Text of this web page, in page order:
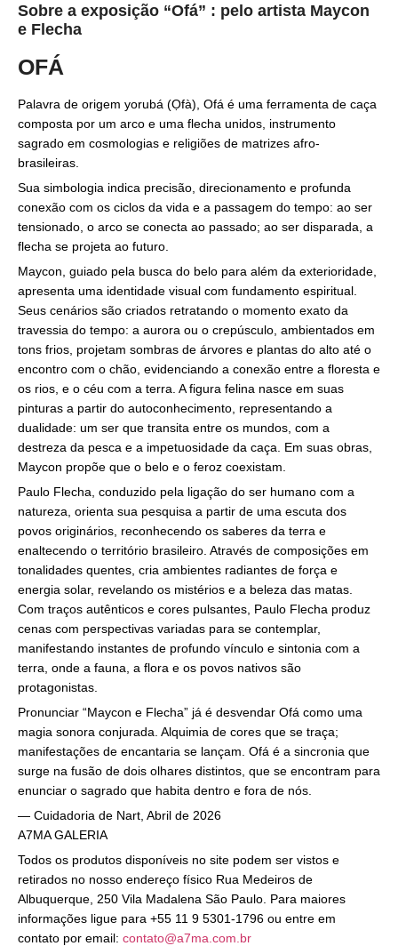
Sobre a exposição “Ofá” : pelo artista Maycon
e Flecha
OFÁ
Palavra de origem yorubá (Ọfà), Ofá é uma ferramenta de caça
composta por um arco e uma flecha unidos, instrumento
sagrado em cosmologias e religiões de matrizes afro-
brasileiras.
Sua simbologia indica precisão, direcionamento e profunda
conexão com os ciclos da vida e a passagem do tempo: ao ser
tensionado, o arco se conecta ao passado; ao ser disparada, a
flecha se projeta ao futuro.
Maycon, guiado pela busca do belo para além da exterioridade,
apresenta uma identidade visual com fundamento espiritual.
Seus cenários são criados retratando o momento exato da
travessia do tempo: a aurora ou o crepúsculo, ambientados em
tons frios, projetam sombras de árvores e plantas do alto até o
encontro com o chão, evidenciando a conexão entre a floresta e
os rios, e o céu com a terra. A figura felina nasce em suas
pinturas a partir do autoconhecimento, representando a
dualidade: um ser que transita entre os mundos, com a
destreza da pesca e a impetuosidade da caça. Em suas obras,
Maycon propõe que o belo e o feroz coexistam.
Paulo Flecha, conduzido pela ligação do ser humano com a
natureza, orienta sua pesquisa a partir de uma escuta dos
povos originários, reconhecendo os saberes da terra e
enaltecendo o território brasileiro. Através de composições em
tonalidades quentes, cria ambientes radiantes de força e
energia solar, revelando os mistérios e a beleza das matas.
Com traços autênticos e cores pulsantes, Paulo Flecha produz
cenas com perspectivas variadas para se contemplar,
manifestando instantes de profundo vínculo e sintonia com a
terra, onde a fauna, a flora e os povos nativos são
protagonistas.
Pronunciar “Maycon e Flecha” já é desvendar Ofá como uma
magia sonora conjurada. Alquimia de cores que se traça;
manifestações de encantaria se lançam. Ofá é a sincronia que
surge na fusão de dois olhares distintos, que se encontram para
enunciar o sagrado que habita dentro e fora de nós.
— Cuidadoria de Nart, Abril de 2026
A7MA GALERIA
Todos os produtos disponíveis no site podem ser vistos e
retirados no nosso endereço físico Rua Medeiros de
Albuquerque, 250 Vila Madalena São Paulo. Para maiores
informações ligue para +55 11 9 5301-1796 ou entre em
contato por email: contato@a7ma.com.br